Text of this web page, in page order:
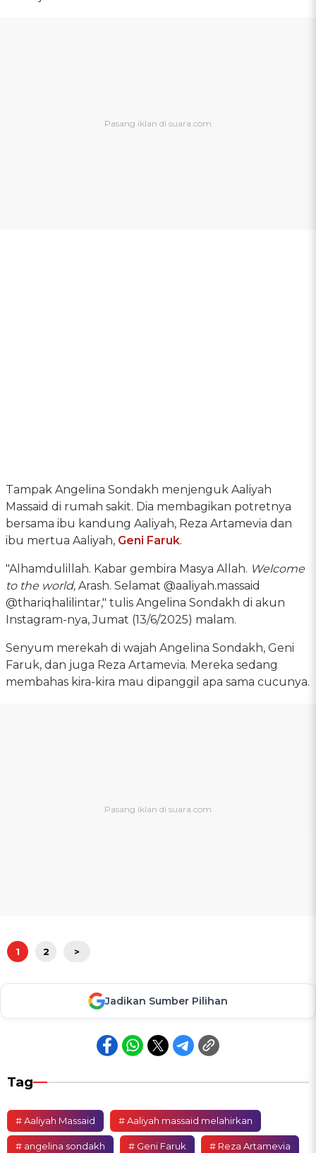
Tampak Angelina Sondakh menjenguk Aaliyah
Massaid di rumah sakit. Dia membagikan potretnya
bersama ibu kandung Aaliyah, Reza Artamevia dan
ibu mertua Aaliyah, Geni Faruk.
"Alhamdulillah. Kabar gembira Masya Allah. Welcome
to the world, Arash. Selamat @aaliyah.massaid
@thariqhalilintar," tulis Angelina Sondakh di akun
Instagram-nya, Jumat (13/6/2025) malam.
Senyum merekah di wajah Angelina Sondakh, Geni
Faruk, dan juga Reza Artamevia. Mereka sedang
membahas kira-kira mau dipanggil apa sama cucunya.
1 2 >
Jadikan Sumber Pilihan
Tag
# Aaliyah Massaid # Aaliyah massaid melahirkan
# angelina sondakh # Geni Faruk # Reza Artamevia